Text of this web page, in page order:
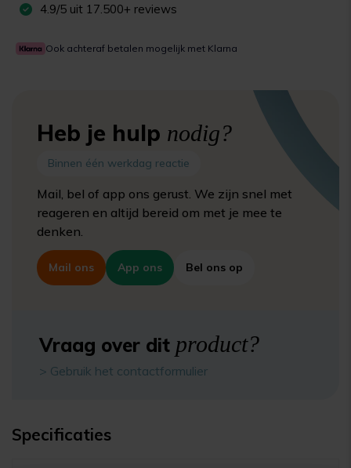
4.9/5 uit 17.500+ reviews
Ook achteraf betalen mogelijk met Klarna
Heb je hulp nodig?
Binnen één werkdag reactie
Mail, bel of app ons gerust. We zijn snel met
reageren en altijd bereid om met je mee te
denken.
Mail ons App ons Bel ons op
Vraag over dit product?
> Gebruik het contactformulier
Specificaties